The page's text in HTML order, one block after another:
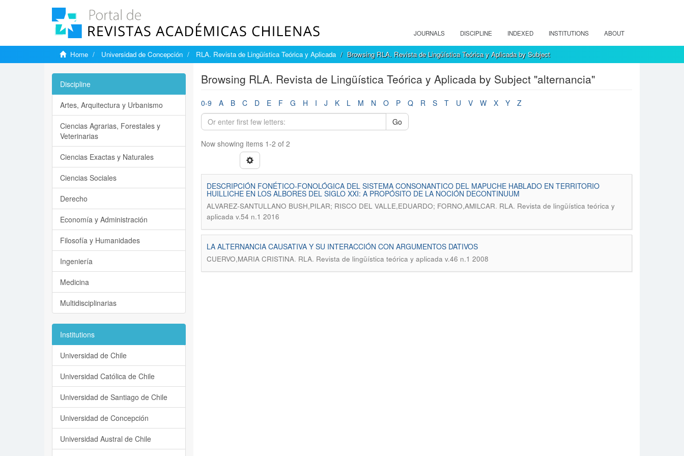
JOURNALS DISCIPLINE INDEXED INSTITUTIONS ABOUT
Home Universidad de Concepción RLA. Revista de Lingüística Teórica y Aplicada Browsing RLA. Revista de Lingüística Teórica y Aplicada by Subject
Browsing RLA. Revista de Lingüística Teórica y Aplicada by Subject "alternancia"
0-9 A B C D E F G H I J K L M N O P Q R S T U V W X Y
Z
Go
Now showing items 1-2 of 2
DESCRIPCIÓN FONÉTICO-FONOLÓGICA DEL SISTEMA CONSONANTICO DEL MAPUCHE HABLADO EN TERRITORIO
HUILLICHE EN LOS ALBORES DEL SIGLO XXI: A PROPÓSITO DE LA NOCIÓN DECONTINUUM
ALVAREZ-SANTULLANO BUSH,PILAR; RISCO DEL VALLE,EDUARDO; FORNO,AMILCAR. RLA. Revista de lingüística teórica y
aplicada v.54 n.1 2016
LA ALTERNANCIA CAUSATIVA Y SU INTERACCIÓN CON ARGUMENTOS DATIVOS
CUERVO,MARIA CRISTINA. RLA. Revista de lingüística teórica y aplicada v.46 n.1 2008
Discipline
Artes, Arquitectura y Urbanismo
Ciencias Agrarias, Forestales y
Veterinarias
Ciencias Exactas y Naturales
Ciencias Sociales
Derecho
Economía y Administración
Filosofía y Humanidades
Ingeniería
Medicina
Multidisciplinarias
Institutions
Universidad de Chile
Universidad Católica de Chile
Universidad de Santiago de Chile
Universidad de Concepción
Universidad Austral de Chile